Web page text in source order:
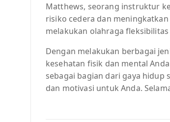
Matthews, seorang instruktur
risiko cedera dan
melakukan olahraga
Dengan melakukan berbagai
kesehatan fisik dan mental
sebagai bagian dari gaya hidup
dan motivasi untuk Anda.